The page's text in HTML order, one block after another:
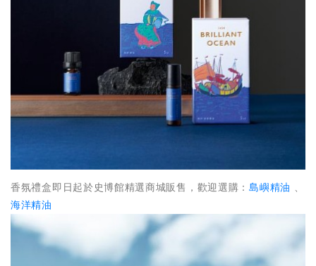
香氛禮盒即日起於史博館精選商城販售，歡迎選購：島嶼精油 、
海洋精油